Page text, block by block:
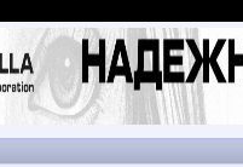
бот за 5
карты и счета
— полный разрыв